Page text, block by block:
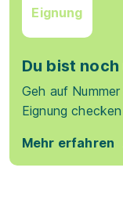
Eignung
Du bist
Geh auf
Eignung
Mehr erfahren